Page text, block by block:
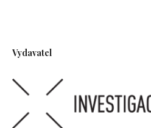
Vydavatel